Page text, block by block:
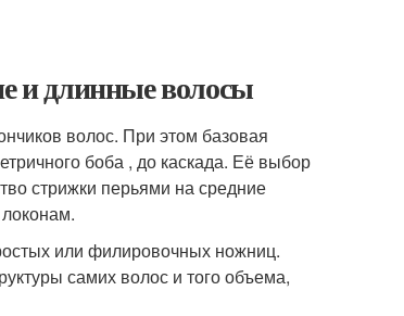
и длинные волосы
волос. При этом базовая
боба , до каскада. Её выбор
стрижки перьями на средние
или филировочных ножниц.
самих волос и того объема,